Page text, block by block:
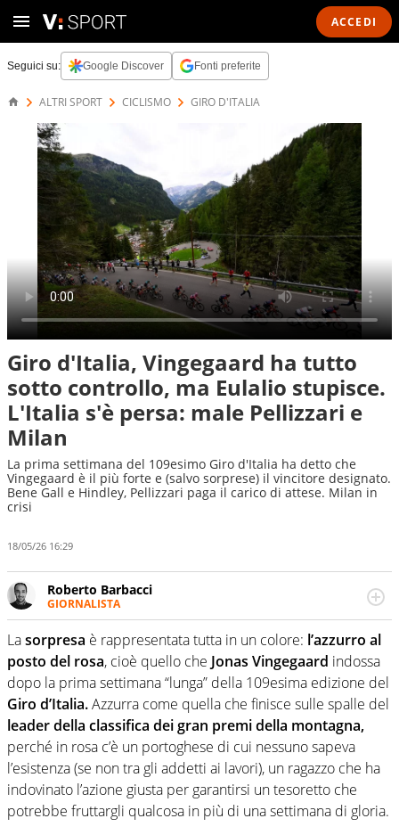
ACCEDI
Seguici su: Google Discover Fonti preferite
ALTRI SPORT CICLISMO GIRO D'ITALIA
Giro d'Italia, Vingegaard ha tutto
sotto controllo, ma Eulalio stupisce.
L'Italia s'è persa: male Pellizzari e
Milan
La prima settimana del 109esimo Giro d'Italia ha detto che
Vingegaard è il più forte e (salvo sorprese) il vincitore designato.
Bene Gall e Hindley, Pellizzari paga il carico di attese. Milan in
crisi
18/05/26 16:29
Roberto Barbacci
GIORNALISTA
Giornalista (pubblicista) sportivo a tutto campo, è il
tuttologo di Virgilio Sport. Provate a chiedergli di boxe, di
scherma, di volley o di curling: ve ne farà innamorare
Lasorpresa è rappresentata tutta in un colore: l’azzurro al
posto del rosa, cioè quello che Jonas Vingegaard indossa
dopo la prima settimana “lunga” della 109esima edizione del
Giro d’Italia.Azzurra come quella che finisce sulle spalle del
leader della classifica dei gran premi della montagna,
perché in rosa c’è un portoghese di cui nessuno sapeva
l’esistenza (se non tra gli addetti ai lavori), un ragazzo che ha
indovinato l’azione giusta per garantirsi un tesoretto che
potrebbe fruttargli qualcosa in più di una settimana di gloria.